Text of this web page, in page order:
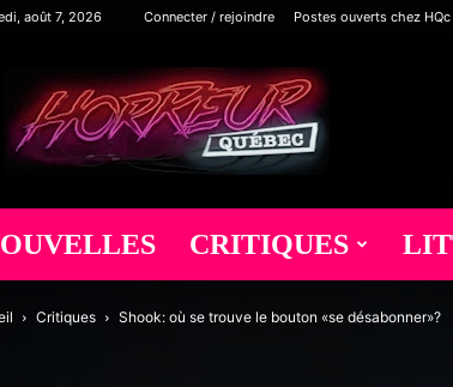
août 7, 2026 Connecter / rejoindre Postes ouverts chez HQc
Horreur
Québec
CRITIQUES
Critiques Shook: où se trouve le bouton «se désabonner»?